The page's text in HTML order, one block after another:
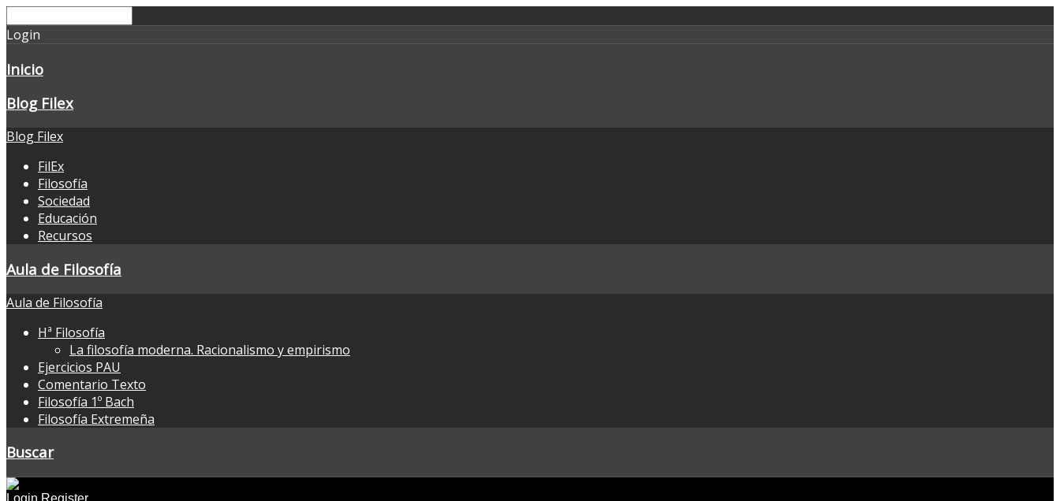
Login
Inicio
Blog Filex
Blog Filex
FilEx
Filosofía
Sociedad
Educación
Recursos
Aula de Filosofía
Aula de Filosofía
Hª Filosofía
La filosofía moderna. Racionalismo y empirismo
Ejercicios PAU
Comentario Texto
Filosofía 1º Bach
Filosofía Extremeña
Buscar
Login Register